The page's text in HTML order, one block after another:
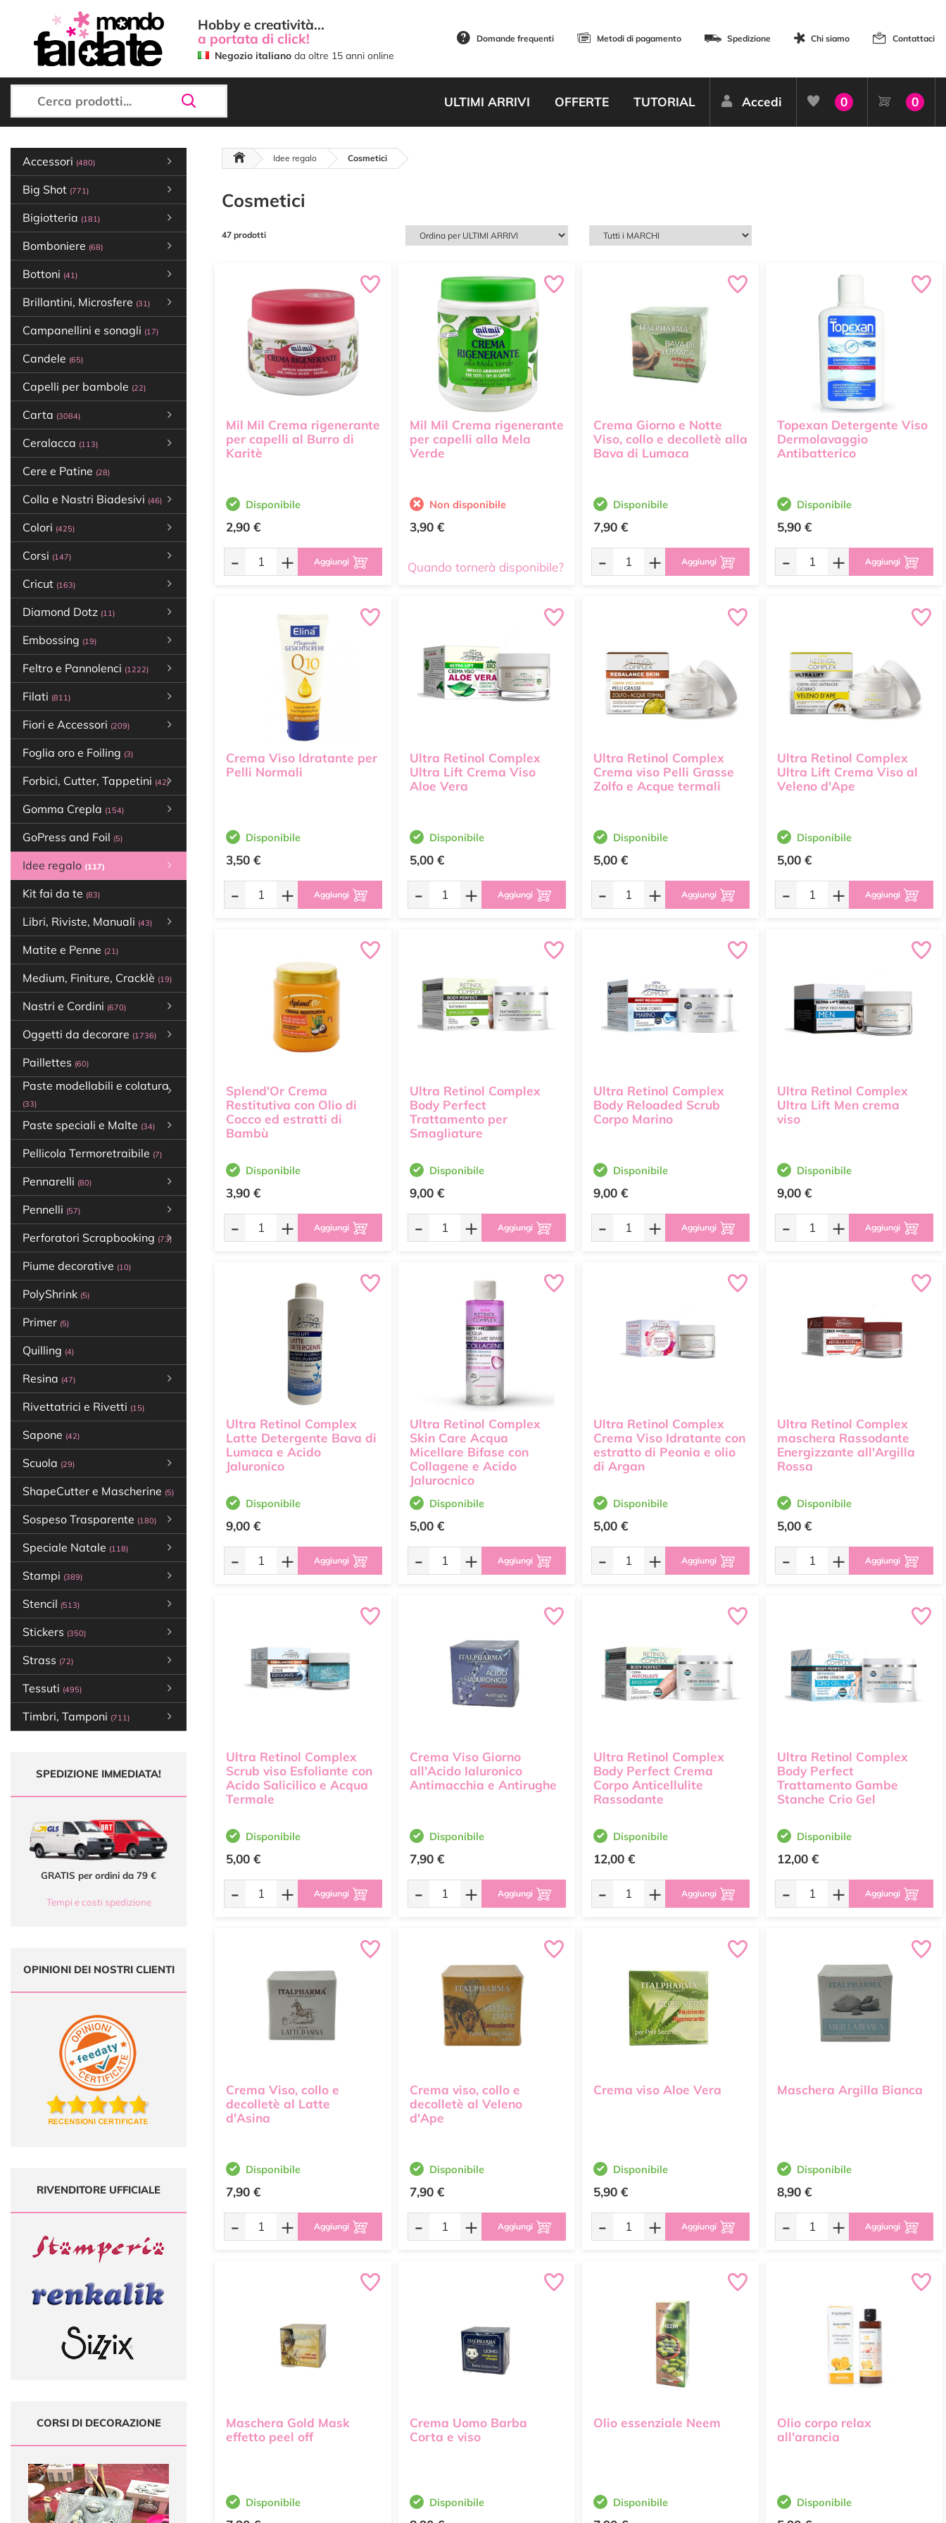
Hobby e creatività...
a portata di click!
Negozio italiano da oltre 15 anni online
Domande frequenti Metodi di pagamento Spedizione Chi siamo Contattaci
ULTIMI ARRIVI OFFERTE TUTORIAL Accedi 0 0
Accessori (480)
Big Shot (771)
Bigiotteria (181)
Bomboniere (68)
Bottoni (41)
Brillantini, Microsfere (31)
Campanellini e sonagli (17)
Candele (65)
Capelli per bambole (22)
Carta (3084)
Ceralacca (113)
Cere e Patine (28)
Colla e Nastri Biadesivi (46)
Colori (425)
Corsi (147)
Cricut (163)
Diamond Dotz (11)
Embossing (19)
Feltro e Pannolenci (1222)
Filati (811)
Fiori e Accessori (209)
Foglia oro e Foiling (3)
Forbici, Cutter, Tappetini (42)
Gomma Crepla (154)
GoPress and Foil (5)
Idee regalo (117)
Kit fai da te (83)
Libri, Riviste, Manuali (43)
Matite e Penne (21)
Medium, Finiture, Cracklè (19)
Nastri e Cordini (670)
Oggetti da decorare (1736)
Paillettes (60)
Paste modellabili e colatura
(33)
Paste speciali e Malte (34)
Pellicola Termoretraibile (7)
Pennarelli (80)
Pennelli (57)
Perforatori Scrapbooking (73)
Piume decorative (10)
PolyShrink (5)
Primer (5)
Quilling (4)
Resina (47)
Rivettatrici e Rivetti (15)
Sapone (42)
Scuola (29)
ShapeCutter e Mascherine (5)
Sospeso Trasparente (180)
Speciale Natale (118)
Stampi (389)
Stencil (513)
Stickers (350)
Strass (72)
Tessuti (495)
Timbri, Tamponi (711)
SPEDIZIONE IMMEDIATA!
GRATIS per ordini da 79 €
Tempi e costi spedizione
OPINIONI DEI NOSTRI CLIENTI
RIVENDITORE UFFICIALE
CORSI DI DECORAZIONE
Idee regalo Cosmetici
Cosmetici
47 prodotti
Mil Mil Crema rigenerante
per capelli al Burro di
Karitè
Disponibile
2,90 €
- + Aggiungi
Mil Mil Crema rigenerante
per capelli alla Mela
Verde
Non disponibile
3,90 €
Quando tornerà disponibile?
Crema Giorno e Notte
Viso, collo e decolletè alla
Bava di Lumaca
Disponibile
7,90 €
- + Aggiungi
Topexan Detergente Viso
Dermolavaggio
Antibatterico
Disponibile
5,90 €
- + Aggiungi
Crema Viso Idratante per
Pelli Normali
Disponibile
3,50 €
- + Aggiungi
Ultra Retinol Complex
Ultra Lift Crema Viso
Aloe Vera
Disponibile
5,00 €
- + Aggiungi
Ultra Retinol Complex
Crema viso Pelli Grasse
Zolfo e Acque termali
Disponibile
5,00 €
- + Aggiungi
Ultra Retinol Complex
Ultra Lift Crema Viso al
Veleno d'Ape
Disponibile
5,00 €
- + Aggiungi
Splend'Or Crema
Restitutiva con Olio di
Cocco ed estratti di
Bambù
Disponibile
3,90 €
- + Aggiungi
Ultra Retinol Complex
Body Perfect
Trattamento per
Smagliature
Disponibile
9,00 €
- + Aggiungi
Ultra Retinol Complex
Body Reloaded Scrub
Corpo Marino
Disponibile
9,00 €
- + Aggiungi
Ultra Retinol Complex
Ultra Lift Men crema
viso
Disponibile
9,00 €
- + Aggiungi
Ultra Retinol Complex
Latte Detergente Bava di
Lumaca e Acido
Jaluronico
Disponibile
9,00 €
- + Aggiungi
Ultra Retinol Complex
Skin Care Acqua
Micellare Bifase con
Collagene e Acido
Jalurocnico
Disponibile
5,00 €
- + Aggiungi
Ultra Retinol Complex
Crema Viso Idratante con
estratto di Peonia e olio
di Argan
Disponibile
5,00 €
- + Aggiungi
Ultra Retinol Complex
maschera Rassodante
Energizzante all'Argilla
Rossa
Disponibile
5,00 €
- + Aggiungi
Ultra Retinol Complex
Scrub viso Esfoliante con
Acido Salicilico e Acqua
Termale
Disponibile
5,00 €
- + Aggiungi
Crema Viso Giorno
all'Acido Ialuronico
Antimacchia e Antirughe
Disponibile
7,90 €
- + Aggiungi
Ultra Retinol Complex
Body Perfect Crema
Corpo Anticellulite
Rassodante
Disponibile
12,00 €
- + Aggiungi
Ultra Retinol Complex
Body Perfect
Trattamento Gambe
Stanche Crio Gel
Disponibile
12,00 €
- + Aggiungi
Crema Viso, collo e
decolletè al Latte
d'Asina
Disponibile
7,90 €
- + Aggiungi
Crema viso, collo e
decolletè al Veleno
d'Ape
Disponibile
7,90 €
- + Aggiungi
Crema viso Aloe Vera
Disponibile
5,90 €
- + Aggiungi
Maschera Argilla Bianca
Disponibile
8,90 €
- + Aggiungi
Maschera Gold Mask
effetto peel off
Disponibile
Crema Uomo Barba
Corta e viso
Disponibile
Olio essenziale Neem
Disponibile
Olio corpo relax
all'arancia
Disponibile